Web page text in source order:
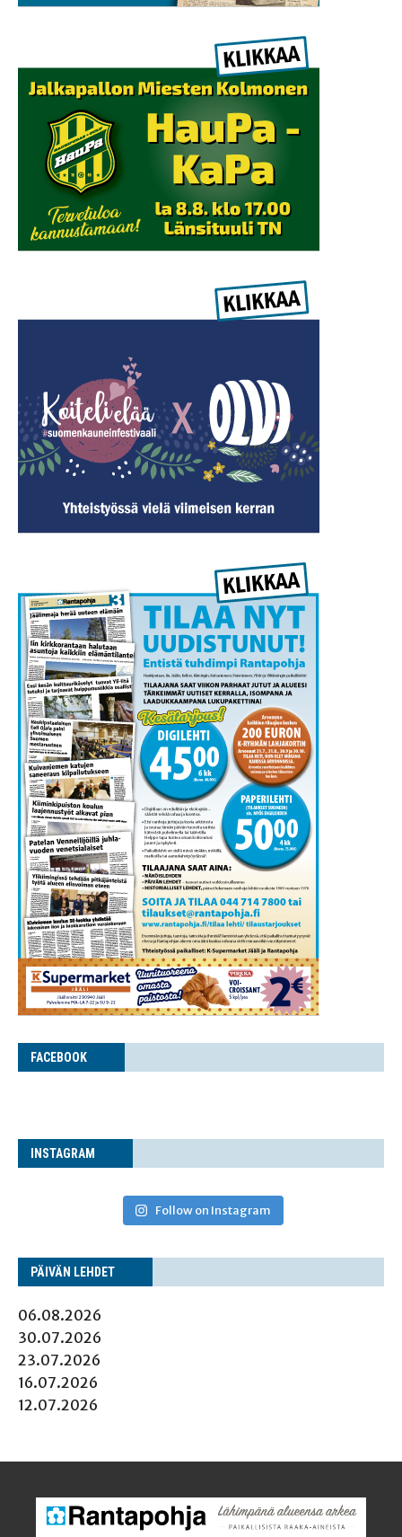
FACE­BOOK
INS­TA­GRAM
Follow on Instagram
PÄI­VÄN LEHDET
06.08.2026
30.07.2026
23.07.2026
16.07.2026
12.07.2026